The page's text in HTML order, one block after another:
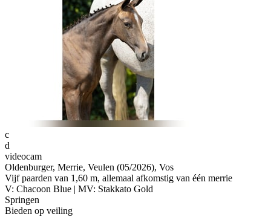
c
d
videocam
Oldenburger, Merrie, Veulen (05/2026), Vos
Vijf paarden van 1,60 m, allemaal afkomstig van één merrie
V: Chacoon Blue | MV: Stakkato Gold
Springen
Bieden op veiling